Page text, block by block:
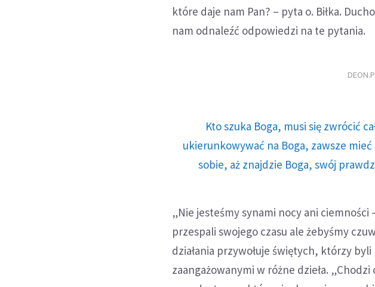
które daje nam Pan? – pyta o. Biłka.
nam odnaleźć odpowiedzi na te pytania.
Kto szuka Boga, musi się zwrócić
ukierunkowywać na Boga, zawsze
sobie, aż znajdzie Boga, swój
„Nie jesteśmy synami nocy ani
przespali swojego czasu ale żebyśmy
działania przywołuje świętych, którzy
zaangażowanymi w różne dzieła.